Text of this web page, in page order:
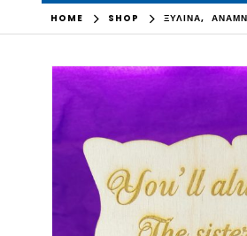
HOME SHOP ΞΥΛΙΝΑ,